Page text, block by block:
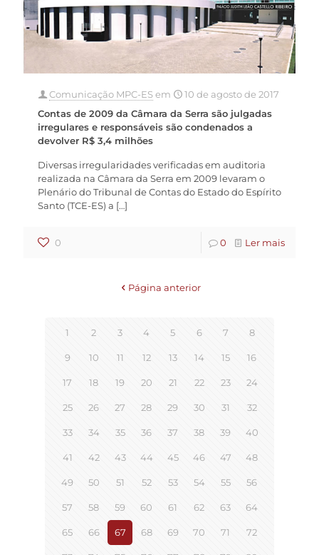
Comunicação MPC-ESem
10 de agosto de 2017
Contas de 2009 da Câmara da Serra são julgadas
irregulares e responsáveis são condenados a
devolver R$ 3,4 milhões
Diversas irregularidades verificadas em auditoria
realizada na Câmara da Serra em 2009 levaram o
Plenário do Tribunal de Contas do Estado do Espírito
Santo (TCE-ES) a […]
0 0 Ler mais
Página anterior
1 2 3 4 5 6 7 8
9 10 11 12 13 14 15 16
17 18 19 20 21 22 23 24
25 26 27 28 29 30 31 32
33 34 35 36 37 38 39 40
41 42 43 44 45 46 47 48
49 50 51 52 53 54 55 56
57 58 59 60 61 62 63 64
65 66 67 68 69 70 71 72